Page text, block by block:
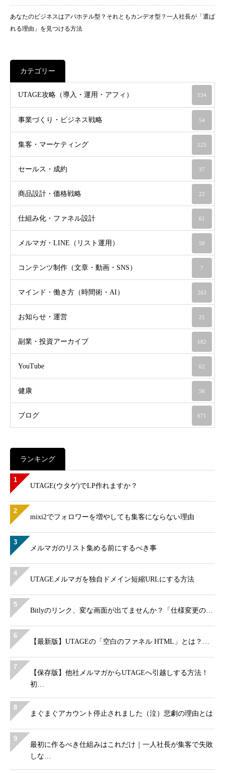
あなたのビジネスはアパホテル型？それともカンデオ型？一人社長が「選ば
れる理由」を見つける方法
カテゴリー
UTAGE攻略（導入・運用・アフィ） 134
事業づくり・ビジネス戦略 54
集客・マーケティング 125
セールス・成約 37
商品設計・価格戦略 22
仕組み化・ファネル設計 61
メルマガ・LINE（リスト運用） 50
コンテンツ制作（文章・動画・SNS） 7
マインド・働き方（時間術・AI） 263
お知らせ・運営 21
副業・投資アーカイブ 182
YouTube 62
健康 56
ブログ 671
ランキング
1
UTAGE(ウタゲ)でLP作れますか？
2
mixi2でフォロワーを増やしても集客にならない理由
3
メルマガのリスト集める前にするべき事
4
UTAGEメルマガを独自ドメイン短縮URLにする方法
5
Bitlyのリンク、変な画面が出てませんか？「仕様変更の…
6
【最新版】UTAGEの「空白のファネル HTML」とは？…
7
【保存版】他社メルマガからUTAGEへ引越しする方法！
初…
8
まぐまぐアカウント停止されました（泣）悲劇の理由とは
9
最初に作るべき仕組みはこれだけ｜一人社長が集客で失敗
しな…